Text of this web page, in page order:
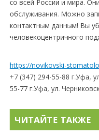
со всей России и мира.
обслуживания. Можно
контактным данным! Вы
человекоцентричного
https://novikovski-
+7 (347) 294-55-88 г.Уфа,
55-77 г.Уфа, ул.
ЧИТАЙТЕ ТАКЖЕ